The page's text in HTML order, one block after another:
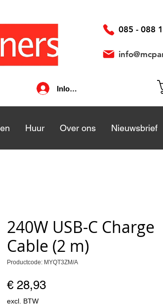
Inloggen
085 - 088
Huur Over ons
Huur Over ons Nieuwsbrief
240W USB-C Charge
Cable (2 m)
Productcode: MYQT3ZM/A
€ 28,93Prijs
excl. BTW